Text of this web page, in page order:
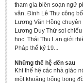
tham gia biên soạn ngữ
văn. Đinh Lê Thư công
Lương Văn Hồng
Lương Duy Thứ soi
học. Thái Thu Lan giới
Pháp thế kỷ 19...
Những thế hệ đến sau
Khi thế hệ các nhà giáo
một khoảng trống trong